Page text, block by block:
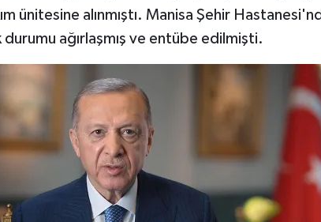
ünitesine alınmıştı. Manisa Şehir
durumu ağırlaşmış ve entübe edilmişti.